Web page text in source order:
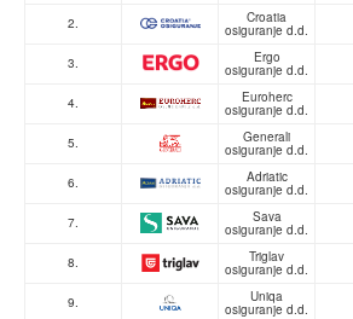
2. Croatia
osiguranje d.d.
3. Ergo
osiguranje d.d.
4. Euroherc
osiguranje d.d.
5. Generali
osiguranje d.d.
6. Adriatic
osiguranje d.d.
7. Sava
osiguranje d.d.
8. Triglav
osiguranje d.d.
9. Uniqa
osiguranje d.d.